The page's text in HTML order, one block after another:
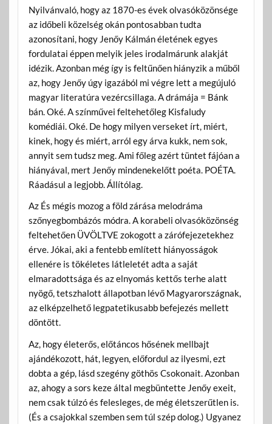
Nyilvánvaló, hogy az 1870-es évek olvasóközönsége
az időbeli közelség okán pontosabban tudta
azonosítani, hogy Jenőy Kálmán életének egyes
fordulatai éppen melyik jeles irodalmárunk alakját
idézik. Azonban még így is feltűnően hiányzik a műből
az, hogy Jenőy úgy igazából mi végre lett a megújuló
magyar literatúra vezércsillaga. A drámája = Bánk
bán. Oké. A színművei feltehetőleg Kisfaludy
komédiái. Oké. De hogy milyen verseket írt, miért,
kinek, hogy és miért, arról egy árva kukk, nem sok,
annyit sem tudsz meg. Ami főleg azért tüntet fájóan a
hiányával, mert Jenőy mindenekelőtt poéta. POÉTA.
Ráadásul a legjobb. Állítólag.
Az És mégis mozog a föld zárása melodráma
szőnyegbombázós módra. A korabeli olvasóközönség
feltehetően ÜVÖLTVE zokogott a zárófejezetekhez
érve. Jókai, aki a fentebb említett hiányosságok
ellenére is tökéletes látleletét adta a saját
elmaradottsága és az elnyomás kettős terhe alatt
nyögő, tetszhalott állapotban lévő Magyarországnak,
az elképzelhető legpatetikusabb befejezés mellett
döntött.
Az, hogy életerős, előtáncos hősének mellbajt
ajándékozott, hát, legyen, előfordul az ilyesmi, ezt
dobta a gép, lásd szegény göthös Csokonait. Azonban
az, ahogy a sors keze által megbüntette Jenőy exeit,
nem csak túlzó és felesleges, de még életszerűtlen is.
(És a csajokkal szemben sem túl szép dolog.) Ugyanez